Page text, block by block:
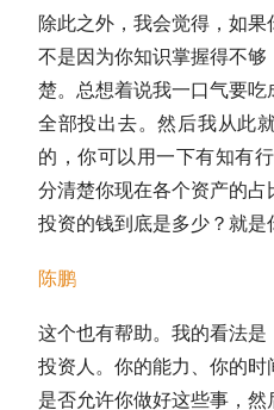
除此之外，我会觉得，如果
不是因为你知识掌握得不
楚。总想着说我一口气要
全部投出去。然后我从此
的，你可以用一下有知有
分清楚你现在各个资产的
投资的钱到底是多少？就是
陈鹏
这个也有帮助。我的看法
投资人。你的能力、你的
是否允许你做好这些事，